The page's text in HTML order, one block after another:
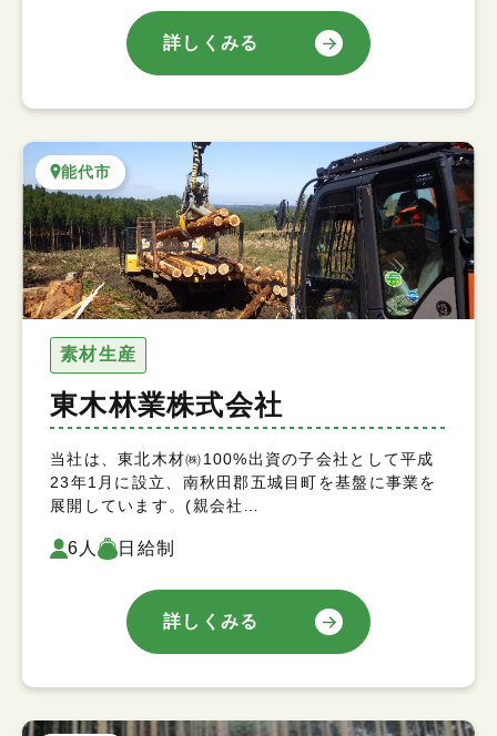
詳しくみる
能代市
素材生産
東木林業株式会社
当社は、東北木材㈱100%出資の子会社として平成
23年1月に設立、南秋田郡五城目町を基盤に事業を
展開しています。(親会社…
6人 日給制
詳しくみる